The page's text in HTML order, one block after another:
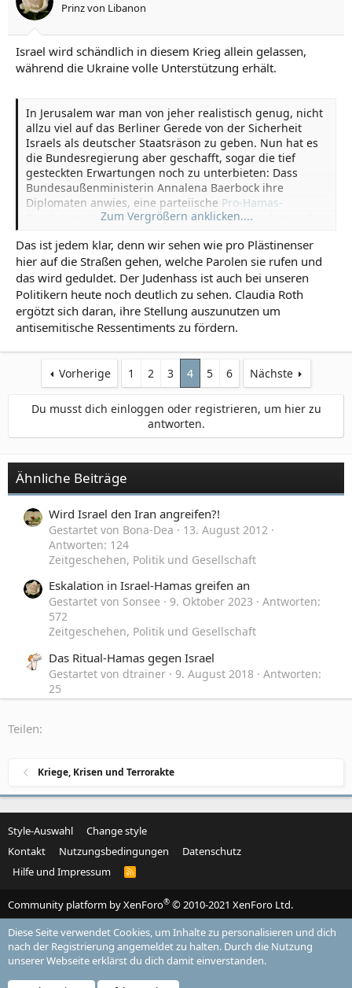
Prinz von Libanon
Israel wird schändlich in diesem Krieg allein gelassen,
während die Ukraine volle Unterstützung erhält.
In Jerusalem war man von jeher realistisch genug, nicht
allzu viel auf das Berliner Gerede von der Sicherheit
Israels als deutscher Staatsräson zu geben. Nun hat es
die Bundesregierung aber geschafft, sogar die tief
gesteckten Erwartungen noch zu unterbieten: Dass
Bundesaußenministerin Annalena Baerbock ihre
Diplomaten anwies, eine parteiische Pro-Hamas-
Resolution der UN nicht klar abzulehnen, sondern sich
noch verteidigte, war feige und peinlich.[..]
Dieses Signal ist umso niederschmetternder für die
Menschen im angegriffenen Judenstaat, als der
türkische Präsident Erdoganzeitgleich orakelte, dass
Israel, wenn der Tag gekommen sein, von den
„westlichen Mächten“ fallen gelassen und von der
Landkarte ausradiert werde.
https://www.merkur.de/politik/gaza-...n-un-deutschland-
scholz-erdogan-92649016.html
Zum Vergrößern anklicken....
Das ist jedem klar, denn wir sehen wie pro Plästinenser
hier auf die Straßen gehen, welche Parolen sie rufen und
das wird geduldet. Der Judenhass ist auch bei unseren
Politikern heute noch deutlich zu sehen. Claudia Roth
ergötzt sich daran, ihre Stellung auszunutzen um
antisemitische Ressentiments zu fördern.
Vorherige 1 2 3 4 5 6 Nächste
Du musst dich einloggen oder registrieren, um hier zu
antworten.
Ähnliche Beiträge
Wird Israel den Iran angreifen?!
Gestartet von Bona-Dea
13. August 2012
Antworten: 124
Zeitgeschehen, Politik und Gesellschaft
Eskalation in Israel-Hamas greifen an
Gestartet von Sonsee 9. Oktober 2023
Antworten:
572
Zeitgeschehen, Politik und Gesellschaft
Das Ritual-Hamas gegen Israel
Gestartet von dtrainer 9. August 2018
Antworten:
25
Zeitgeschehen, Politik und Gesellschaft
Zeitgeschehen, Politik und Gesellschaft
Teilen:
Kriege, Krisen und Terrorakte
Style-Auswahl
Change style
Kontakt
Nutzungsbedingungen
Datenschutz
Hilfe und Impressum
R
Community platform by XenForo® © 2010-2021 XenForo Ltd.
Diese Seite verwendet Cookies, um Inhalte zu personalisieren und dich
nach der Registrierung angemeldet zu halten. Durch die Nutzung
unserer Webseite erklärst du dich damit einverstanden.